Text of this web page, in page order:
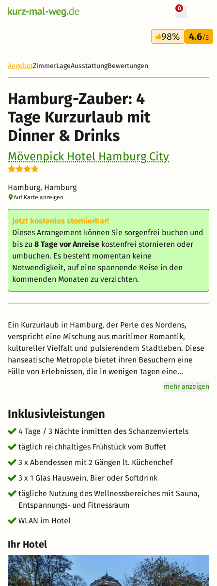
0
4 Tage
357 €
+ 25 Fotos
98% 4.6/5
AngebotZimmerLageAusstattungBewertungen
Hamburg-Zauber: 4
Tage Kurzurlaub mit
Dinner & Drinks
Mövenpick Hotel Hamburg City
Hamburg, Hamburg
Auf Karte anzeigen
Jetzt kostenlos stornierbar!
Dieses Arrangement können Sie sorgenfrei buchen und
bis zu 8 Tage vor Anreise kostenfrei stornieren oder
umbuchen. Es besteht momentan keine
Notwendigkeit, auf eine spannende Reise in den
kommenden Monaten zu verzichten.
Ein Kurzurlaub in Hamburg, der Perle des Nordens,
verspricht eine Mischung aus maritimer Romantik,
kultureller Vielfalt und pulsierendem Stadtleben. Diese
hanseatische Metropole bietet ihren Besuchern eine
Fülle von Erlebnissen, die in wenigen Tagen eine
bleibende Erinnerung hinterlassen. Beginnen Sie Ihren
der Binnenalster. Der Jungfernstieg, eine prachtvolle
Flaniermeile, lädt zum Bummeln und Verweilen ein. Kein
Besuch in Hamburg ist komplett ohne eine Erkundung
des Hafens, dem Herz der Stadt. Starten Sie den Tag mit
einer Hafenrundfahrt, die Ihnen einen beeindruckenden
Blick auf die imposanten Containerschiffe und die
historische Speicherstadt bietet. Dieses UNESCO-
Weltkulturerbe mit seinen roten Backsteingebäuden und
den engen Wasserstraßen ist ein wahres Juwel.
mehr anzeigen
Inklusivleistungen
4 Tage / 3 Nächte inmitten des Schanzenviertels
täglich reichhaltiges Frühstück vom Buffet
3 x Abendessen mit 2 Gängen lt. Küchenchef
3 x 1 Glas Hauswein, Bier oder Softdrink
tägliche Nutzung des Wellnessbereiches mit Sauna,
Entspannungs- und Fitnessraum
WLAN im Hotel
Ihr Hotel